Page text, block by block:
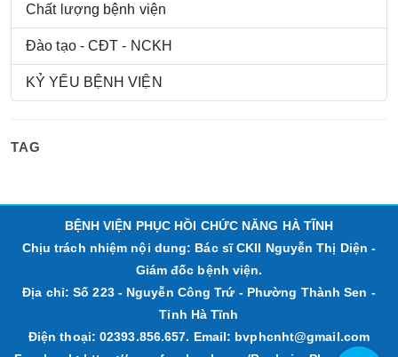
Chất lượng bệnh viện
Đào tạo - CĐT - NCKH
KỶ YẾU BỆNH VIỆN
TAG
BỆNH VIỆN PHỤC HỒI CHỨC NĂNG HÀ TĨNH
Chịu trách nhiệm nội dung: Bác sĩ CKII Nguyễn Thị Diện -
Giám đốc bệnh viện.
Địa chỉ: Số 223 - Nguyễn Công Trứ - Phường Thành Sen -
Tỉnh Hà Tĩnh
Điện thoại: 02393.856.657. Email: bvphcnht@gmail.com